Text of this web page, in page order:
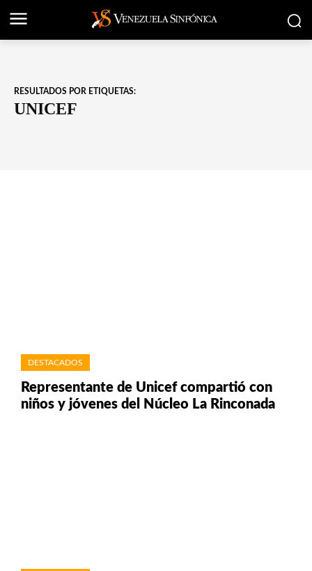
RESULTADOS POR ETIQUETAS:
UNICEF
DESTACADOS
Representante de Unicef compartió con
niños y jóvenes del Núcleo La Rinconada